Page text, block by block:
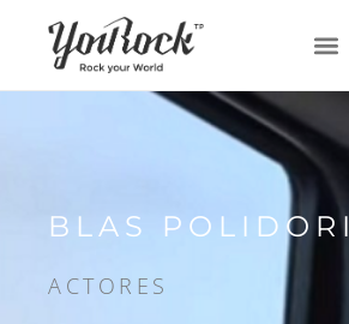
BLAS POLIDORI
ACTORES